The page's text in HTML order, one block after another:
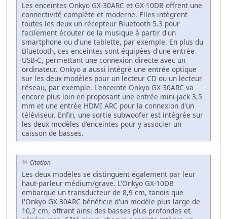
Les enceintes Onkyo GX-30ARC et GX-10DB offrent une
connectivité complète et moderne. Elles intègrent
toutes les deux un récepteur Bluetooth 5.3 pour
facilement écouter de la musique à partir d'un
smartphone ou d'une tablette, par exemple. En plus du
Bluetooth, ces enceintes sont équipées d'une entrée
USB-C, permettant une connexion directe avec un
ordinateur. Onkyo a aussi intégré une entrée optique
sur les deux modèles pour un lecteur CD ou un lecteur
réseau, par exemple. L'enceinte Onkyo GX-30ARC va
encore plus loin en proposant une entrée mini-jack 3,5
mm et une entrée HDMI ARC pour la connexion d'un
téléviseur. Enfin, une sortie subwoofer est intégrée sur
les deux modèles d'enceintes pour y associer un
caisson de basses.
Citation
Les deux modèles se distinguent également par leur
haut-parleur médium/grave. L'Onkyo GX-10DB
embarque un transducteur de 8,9 cm, tandis que
l'Onkyo GX-30ARC bénéficie d'un modèle plus large de
10,2 cm, offrant ainsi des basses plus profondes et